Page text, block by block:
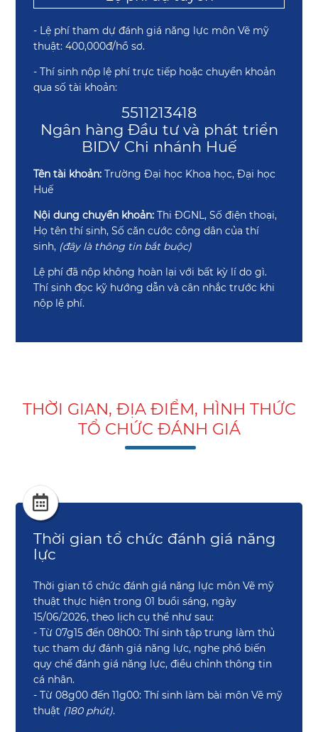
- Lệ phí tham dự đánh giá năng lực môn Vẽ mỹ
thuật: 400,000đ/hồ sơ.
- Thí sinh nộp lệ phí trực tiếp hoặc chuyển khoản
qua số tài khoản:
5511213418
Ngân hàng Đầu tư và phát triển
BIDV Chi nhánh Huế
Tên tài khoản:Trường Đại học Khoa học, Đại học
Huế
Nội dung chuyển khoản:Thi ĐGNL, Số điện thoại,
Họ tên thí sinh, Số căn cước công dân của thí
sinh, (đây là thông tin bắt buộc)
Lệ phí đã nộp không hoàn lại với bất kỳ lí do gì.
Thí sinh đọc kỹ hướng dẫn và cân nhắc trước khi
nộp lệ phí.
THỜI GIAN, ĐỊA ĐIỂM, HÌNH THỨC
TỔ CHỨC ĐÁNH GIÁ
Thời gian tổ chức đánh giá năng
lực
Thời gian tổ chức đánh giá năng lực môn Vẽ mỹ
thuật thực hiện trong 01 buổi sáng, ngày
15/06/2026, theo lịch cụ thể như sau:
- Từ 07g15 đến 08h00: Thí sinh tập trung làm thủ
tục tham dự đánh giá năng lực, nghe phổ biến
quy chế đánh giá năng lực, điều chỉnh thông tin
cá nhân.
- Từ 08g00 đến 11g00: Thí sinh làm bài môn Vẽ mỹ
thuật (180 phút).